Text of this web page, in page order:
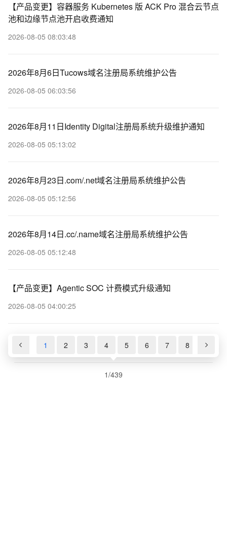
【产品变更】容器服务 Kubernetes 版 ACK Pro 混合云节点
池和边缘节点池开启收费通知
2026-08-05 08:03:48
2026年8月6日Tucows域名注册局系统维护公告
2026-08-05 06:03:56
2026年8月11日Identity Digital注册局系统升级维护通知
2026-08-05 05:13:02
2026年8月23日.com/.net域名注册局系统维护公告
2026-08-05 05:12:56
2026年8月14日.cc/.name域名注册局系统维护公告
2026-08-05 05:12:48
【产品变更】Agentic SOC 计费模式升级通知
2026-08-05 04:00:25
1 2 3 4 5 6 7 8 9
1/439